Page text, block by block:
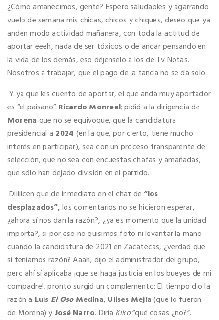
¿Cómo amanecimos, gente? Espero saludables y agarrando
vuelo de semana mis chicas, chicos y chiques, deseo que ya
anden modo actividad mañanera, con toda la actitud de
aportar eeeh, nada de ser tóxicos o de andar pensando en
la vida de los demás, eso déjenselo a los de Tv Notas.
Nosotros a trabajar, que el pago de la tanda no se da solo.
Y ya que les cuento de aportar, el que anda muy aportador
es “el paisano” Ricardo Monreal; pidió a la dirigencia de
Morena que no se equivoque, que la candidatura
presidencial a 2024 (en la que, por cierto, tiene mucho
interés en participar), sea con un proceso transparente de
selección, que no sea con encuestas chafas y amañadas,
que sólo han dejado división en el partido.
Diiiiicen que de inmediato en el chat de“los
desplazados”,los comentarios no se hicieron esperar,
¿ahora sí nos dan la razón?, ¿ya es momento que la unidad
importa?, si por eso no quisimos foto ni levantar la mano
cuando la candidatura de 2021 en Zacatecas, ¿verdad que
sí teníamos razón? Aaah, dijo el administrador del grupo,
pero ahí sí aplicaba ¡que se haga justicia en los bueyes de mi
compadre!, pronto surgió un complemento: El tiempo dio la
razón a Luis El OsoMedina, Ulises Mejía(que lo fueron
de Morena) yJosé Narro. Diría Kiko“qué cosas ¿no?”.